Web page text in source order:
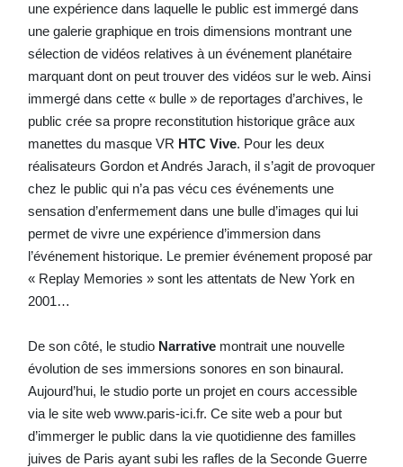
une expérience dans laquelle le public est immergé dans
une galerie graphique en trois dimensions montrant une
sélection de vidéos relatives à un événement planétaire
marquant dont on peut trouver des vidéos sur le web. Ainsi
immergé dans cette « bulle » de reportages d’archives, le
public crée sa propre reconstitution historique grâce aux
manettes du masque VR HTC Vive. Pour les deux
réalisateurs Gordon et Andrés Jarach, il s’agit de provoquer
chez le public qui n’a pas vécu ces événements une
sensation d’enfermement dans une bulle d’images qui lui
permet de vivre une expérience d’immersion dans
l’événement historique. Le premier événement proposé par
« Replay Memories » sont les attentats de New York en
2001…
De son côté, le studio Narrativemontrait une nouvelle
évolution de ses immersions sonores en son binaural.
Aujourd’hui, le studio porte un projet en cours accessible
via le site web www.paris-ici.fr. Ce site web a pour but
d’immerger le public dans la vie quotidienne des familles
juives de Paris ayant subi les rafles de la Seconde Guerre